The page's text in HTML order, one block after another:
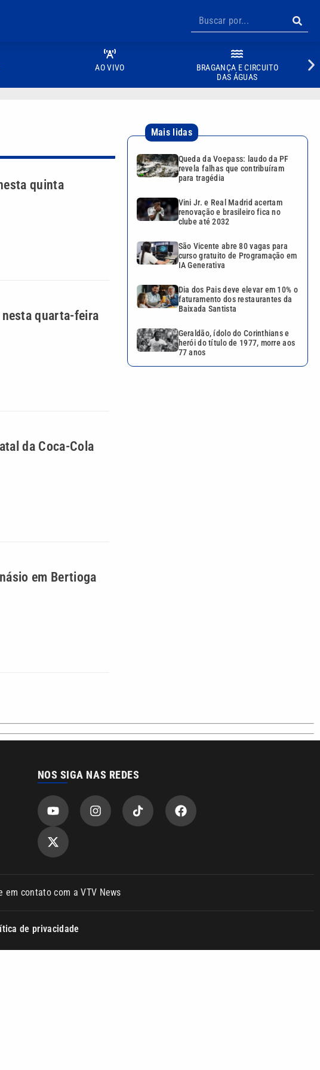
AO VIVO
BRAGANÇA E CIRCUITO
DAS ÁGUAS
quinta
nesta quarta-feira
da Coca-Cola
em Bertioga
Mais lidas
Queda da Voepass: laudo da PF
revela falhas que contribuíram
para tragédia
Vini Jr. e Real Madrid acertam
renovação e brasileiro fica no
clube até 2032
São Vicente abre 80 vagas para
curso gratuito de Programação em
IA Generativa
Dia dos Pais deve elevar em 10% o
faturamento dos restaurantes da
Baixada Santista
Geraldão, ídolo do Corinthians e
herói do título de 1977, morre aos
77 anos
NOS SIGA NAS REDES
em contato com a VTV News
de privacidade